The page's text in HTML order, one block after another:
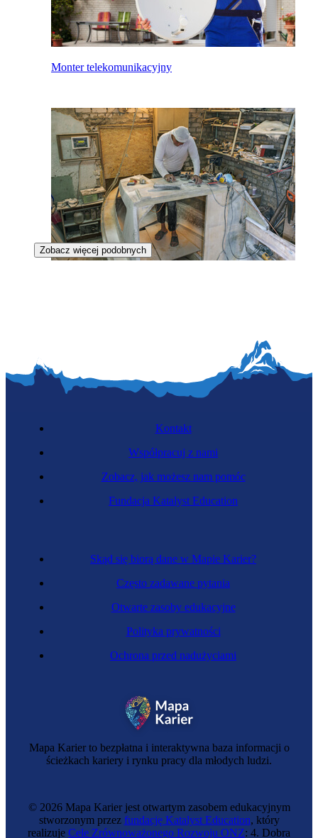
Monter telekomunikacyjny
Zobacz więcej podobnych
Mapa Karier to bezpłatna i interaktywna baza informacji o
ścieżkach kariery i rynku pracy dla młodych ludzi.
Skąd się biorą dane w Mapie Karier?
Często zadawane pytania
Otwarte zasoby edukacyjne
Polityka prywatności
Ochrona przed nadużyciami
Kontakt
Współpracuj z nami
Zobacz, jak możesz nam pomóc
Fundacja Katalyst Education
© 2026 Mapa Karier jest otwartym zasobem edukacyjnym
stworzonym przez fundację Katalyst Education, który
realizuje Cele Zrównoważonego Rozwoju ONZ: 4. Dobra